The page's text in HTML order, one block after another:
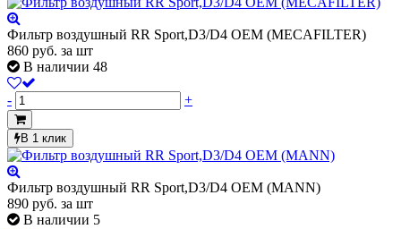
Фильтр воздушный RR Sport,D3/D4 OEM (MECAFILTER)
860 руб. за шт
В наличии 48
- +
В 1 клик
Фильтр воздушный RR Sport,D3/D4 OEM (MANN)
890 руб. за шт
В наличии 5